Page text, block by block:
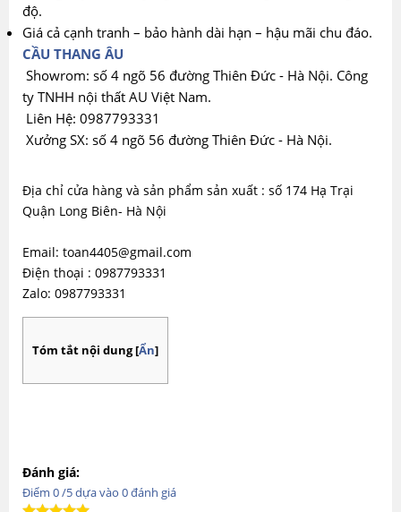
độ.
Giá cả cạnh tranh – bảo hành dài hạn – hậu mãi chu đáo.
CẦU THANG ÂU
Showrom: số 4 ngõ 56 đường Thiên Đức - Hà Nội. Công
ty TNHH nội thất AU Việt Nam.
Liên Hệ: 0987793331
Xưởng SX: số 4 ngõ 56 đường Thiên Đức - Hà Nội.
Địa chỉ cửa hàng và sản phẩm sản xuất : số 174 Hạ Trại
Quận Long Biên- Hà Nội
Email: toan4405@gmail.com
Điện thoại : 0987793331
Zalo: 0987793331
Tóm tắt nội dung[Ẩn]
Đánh giá:
Điểm 0/5 dựa vào 0đánh giá